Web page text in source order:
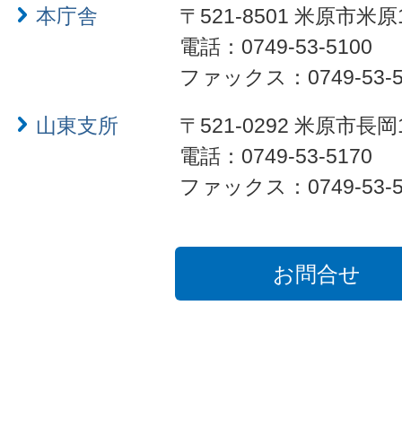
本庁舎
〒521-8501 米原市米
電話：0749-53-5100
ファックス：0749-53-
山東支所
〒521-0292 米原市長
電話：0749-53-5170
ファックス：0749-53-
お問合せ